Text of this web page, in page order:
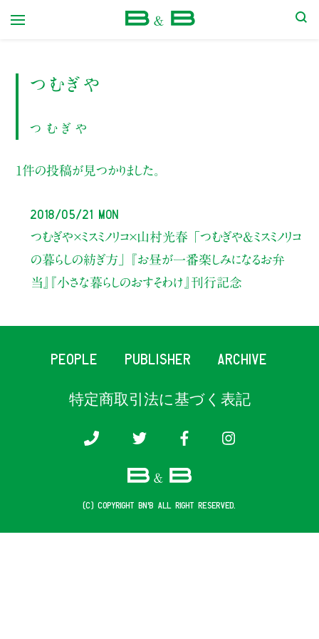
つむぎや
つむぎや
1件の投稿が見つかりました。
2018/05/21 Mon
つむぎや×ミスミノリコ×山村光春
「つむぎや&ミスミノリコ
の暮らしの紡ぎ方」
『お昼が一番楽しみになるお弁
当』
『小さな暮らしのおすそわけ』 刊行記念
PEOPLE PUBLISHER ARCHIVE
特定商取引法に基づく表記
(c) COPYRIGHT B&B ALL RIGHT RESERVED.